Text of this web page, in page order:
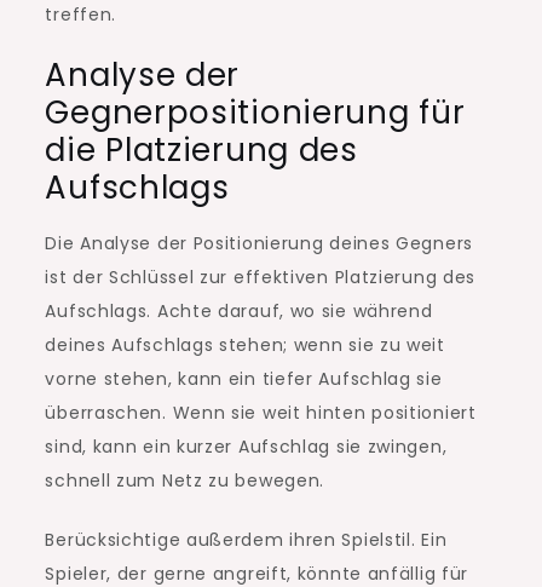
treffen.
Analyse der
Gegnerpositionierung für
die Platzierung des
Aufschlags
Die Analyse der Positionierung deines Gegners
ist der Schlüssel zur effektiven Platzierung des
Aufschlags. Achte darauf, wo sie während
deines Aufschlags stehen; wenn sie zu weit
vorne stehen, kann ein tiefer Aufschlag sie
überraschen. Wenn sie weit hinten positioniert
sind, kann ein kurzer Aufschlag sie zwingen,
schnell zum Netz zu bewegen.
Berücksichtige außerdem ihren Spielstil. Ein
Spieler, der gerne angreift, könnte anfällig für